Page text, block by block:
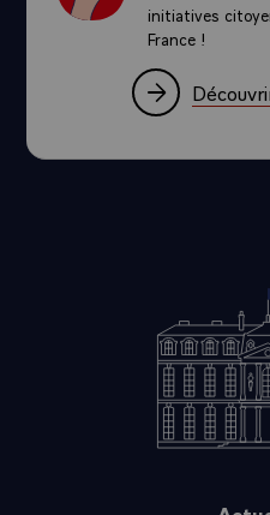
initiatives
France !